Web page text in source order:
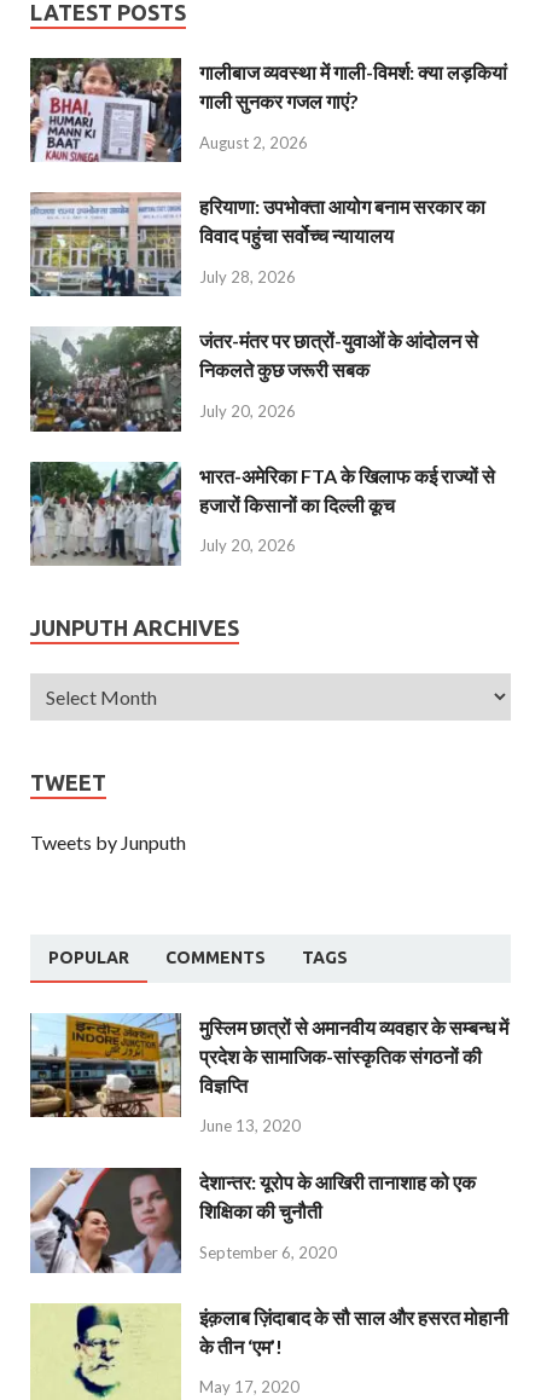
LATEST POSTS
गालीबाज व्‍यवस्‍था में गाली-विमर्श: क्या लड़कियां
गाली सुनकर गजल गाएं?
August 2, 2026
हरियाणा: उपभोक्ता आयोग बनाम सरकार का
विवाद पहुंचा सर्वोच्च न्यायालय
July 28, 2026
जंतर-मंतर पर छात्रों-युवाओं के आंदोलन से
निकलते कुछ जरूरी सबक
July 20, 2026
भारत-अमेरिका FTA के खिलाफ कई राज्यों से
हजारों किसानों का दिल्ली कूच
July 20, 2026
JUNPUTH ARCHIVES
TWEET
Tweets by Junputh
POPULAR COMMENTS TAGS
मुस्लिम छात्रों से अमानवीय व्यवहार के सम्बन्ध में
प्रदेश के सामाजिक-सांस्कृतिक संगठनों की
विज्ञप्ति
June 13, 2020
देशान्‍तर: यूरोप के आखिरी तानाशाह को एक
शिक्षिका की चुनौती
September 6, 2020
इंक़लाब ज़िंदाबाद के सौ साल और हसरत मोहानी
के तीन ‘एम’!
May 17, 2020